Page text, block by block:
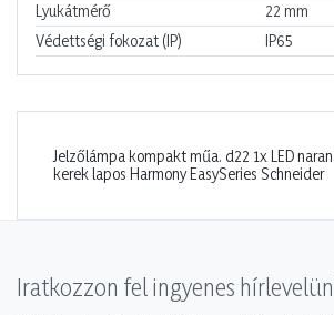
Lyukátmérő
22 mm
Védettségi fokozat (IP)
IP65
Jelzőlámpa kompakt műa. d22 1x LED
kerek lapos Harmony EasySeries Schneider
Iratkozzon fel ingyenes